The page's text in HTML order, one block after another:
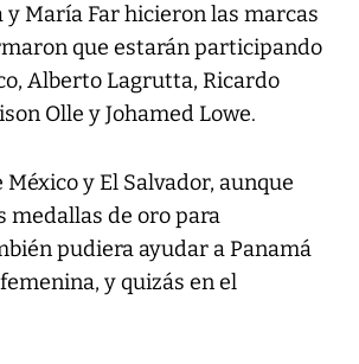
María Far hicieron las marcas
que estarán participando
Alberto Lagrutta, Ricardo
Olle y Johamed Lowe.
México y El Salvador, aunque
medallas de oro para
pudiera ayudar a Panamá
y quizás en el